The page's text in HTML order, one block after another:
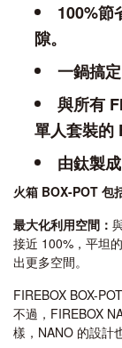
100%節
隙。
一鍋搞
與所有
單人套裝的
由鈦製成
火箱 BOX-POT 包
最大化利用空間：
接近 100%，平坦
出更多空間。
FIREBOX BOX-
不過，FIREBOX
樣，NANO 的設計